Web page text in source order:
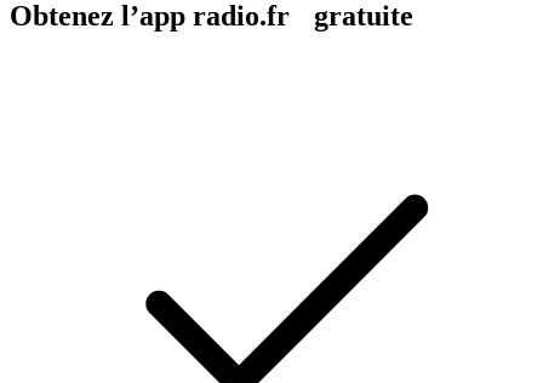
Obtenez l’app radio.fr gratuite